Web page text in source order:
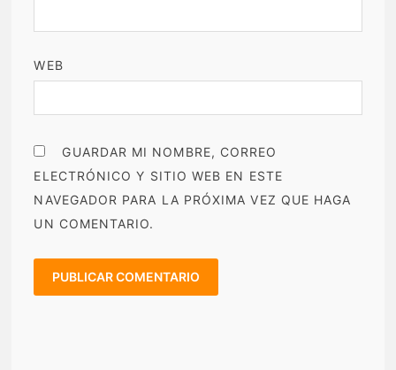
WEB
GUARDAR MI NOMBRE, CORREO
ELECTRÓNICO Y SITIO WEB EN ESTE
NAVEGADOR PARA LA PRÓXIMA VEZ QUE HAGA
UN COMENTARIO.